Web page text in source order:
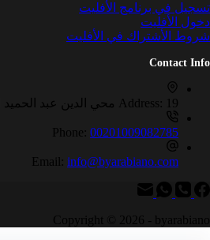
تسجيل في برنامج الأفليت
دخول الأفليت
شروط الأشتراك في الأفليت
Contact Info
Address: 19 محي الدين عبد الحميد القاهرة
Phone: 00201009082785
Email: info@byarabiano.com
Copyright © 2026 - byarabiano